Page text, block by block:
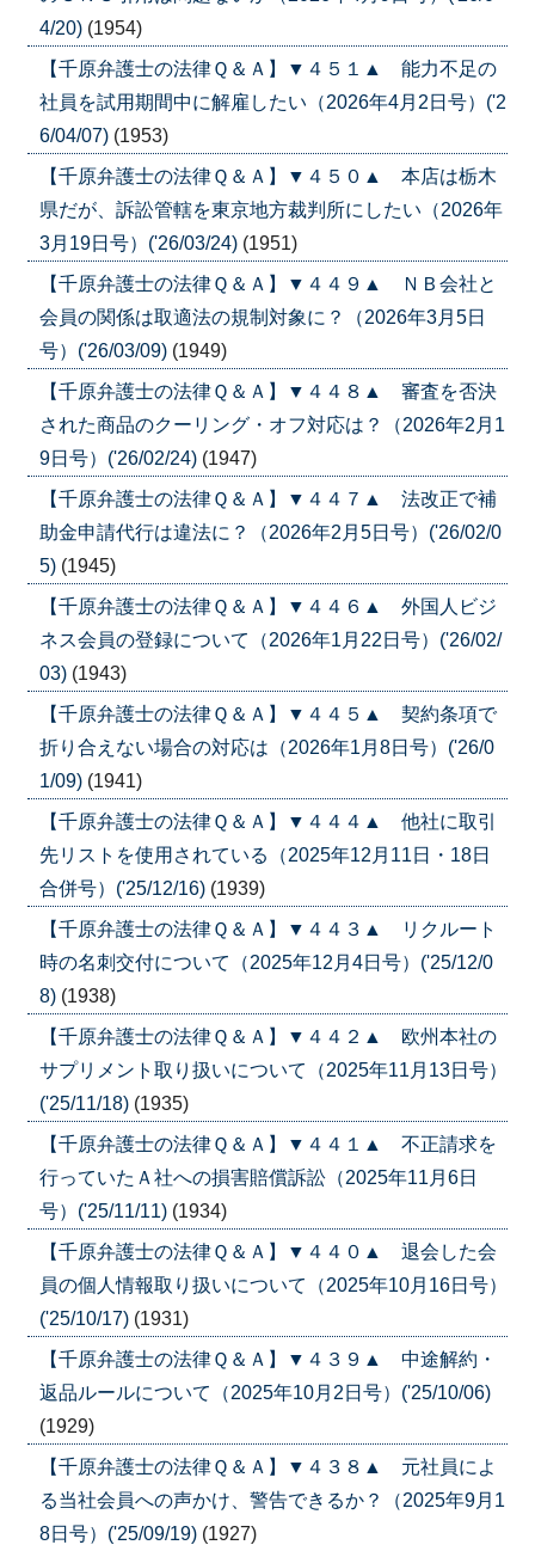
4/20) (1954)
【千原弁護士の法律Ｑ＆Ａ】▼４５１▲ 能力不足の
社員を試用期間中に解雇したい（2026年4月2日号）('2
6/04/07) (1953)
【千原弁護士の法律Ｑ＆Ａ】▼４５０▲ 本店は栃木
県だが、訴訟管轄を東京地方裁判所にしたい（2026年
3月19日号）('26/03/24) (1951)
【千原弁護士の法律Ｑ＆Ａ】▼４４９▲ ＮＢ会社と
会員の関係は取適法の規制対象に？（2026年3月5日
号）('26/03/09) (1949)
【千原弁護士の法律Ｑ＆Ａ】▼４４８▲ 審査を否決
された商品のクーリング・オフ対応は？（2026年2月1
9日号）('26/02/24) (1947)
【千原弁護士の法律Ｑ＆Ａ】▼４４７▲ 法改正で補
助金申請代行は違法に？（2026年2月5日号）('26/02/0
5) (1945)
【千原弁護士の法律Ｑ＆Ａ】▼４４６▲ 外国人ビジ
ネス会員の登録について（2026年1月22日号）('26/02/
03) (1943)
【千原弁護士の法律Ｑ＆Ａ】▼４４５▲ 契約条項で
折り合えない場合の対応は（2026年1月8日号）('26/0
1/09) (1941)
【千原弁護士の法律Ｑ＆Ａ】▼４４４▲ 他社に取引
先リストを使用されている（2025年12月11日・18日
合併号）('25/12/16) (1939)
【千原弁護士の法律Ｑ＆Ａ】▼４４３▲ リクルート
時の名刺交付について（2025年12月4日号）('25/12/0
8) (1938)
【千原弁護士の法律Ｑ＆Ａ】▼４４２▲ 欧州本社の
サプリメント取り扱いについて（2025年11月13日号）
('25/11/18) (1935)
【千原弁護士の法律Ｑ＆Ａ】▼４４１▲ 不正請求を
行っていたＡ社への損害賠償訴訟（2025年11月6日
号）('25/11/11) (1934)
【千原弁護士の法律Ｑ＆Ａ】▼４４０▲ 退会した会
員の個人情報取り扱いについて（2025年10月16日号）
('25/10/17) (1931)
【千原弁護士の法律Ｑ＆Ａ】▼４３９▲ 中途解約・
返品ルールについて（2025年10月2日号）('25/10/06)
(1929)
【千原弁護士の法律Ｑ＆Ａ】▼４３８▲ 元社員によ
る当社会員への声かけ、警告できるか？（2025年9月1
8日号）('25/09/19) (1927)